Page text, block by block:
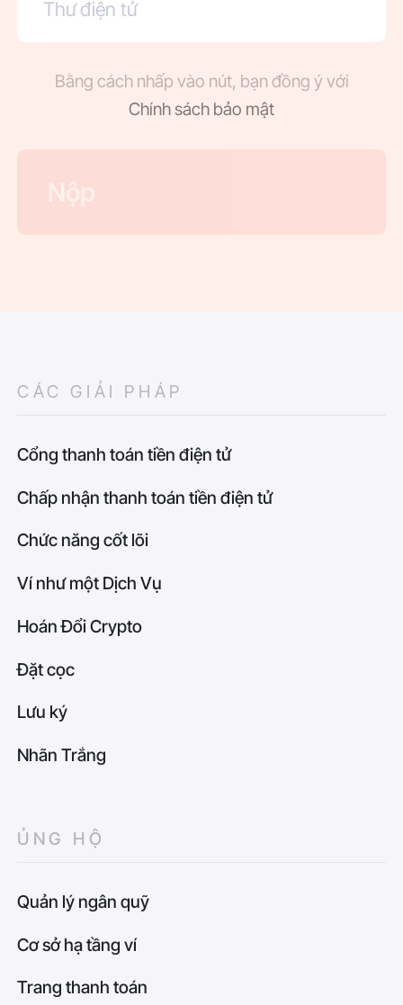
Bằng cách nhấp vào nút, bạn đồng ý với
Chính sách bảo mật
CÁC GIẢI PHÁP
Cổng thanh toán tiền điện tử
Chấp nhận thanh toán tiền điện tử
Chức năng cốt lõi
Ví như một Dịch Vụ
Hoán Đổi Crypto
Đặt cọc
Lưu ký
Nhãn Trắng
ỦNG HỘ
Quản lý ngân quỹ
Cơ sở hạ tầng ví
Trang thanh toán